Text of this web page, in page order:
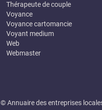
Thérapeute de couple
Voyance
Voyance cartomancie
Voyant medium
Web
Webmaster
© Annuaire des entreprises